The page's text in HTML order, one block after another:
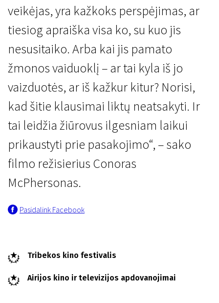
veikėjas, yra kažkoks perspėjimas, ar
tiesiog apraiška visa ko, su kuo jis
nesusitaiko. Arba kai jis pamato
žmonos vaiduoklį – ar tai kyla iš jo
vaizduotės, ar iš kažkur kitur? Norisi,
kad šitie klausimai liktų neatsakyti. Ir
tai leidžia žiūrovus ilgesniam laikui
prikaustyti prie pasakojimo“, – sako
filmo režisierius Conoras
McPhersonas.
Pasidalink Facebook
Tribekos kino festivalis
Airijos kino ir televizijos apdovanojimai